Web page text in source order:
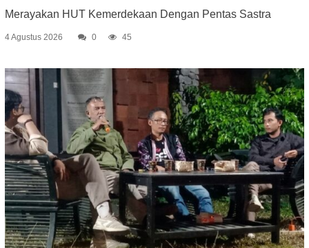
Merayakan HUT Kemerdekaan Dengan Pentas Sastra
4 Agustus 2026 0 45